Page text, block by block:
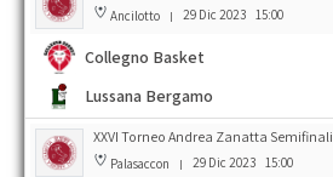
Ancilotto | 29 Dic 2023 15:00
Collegno Basket
Lussana Bergamo
XXVI Torneo Andrea Zanatta Semifinali
Palasaccon | 29 Dic 2023 15:00